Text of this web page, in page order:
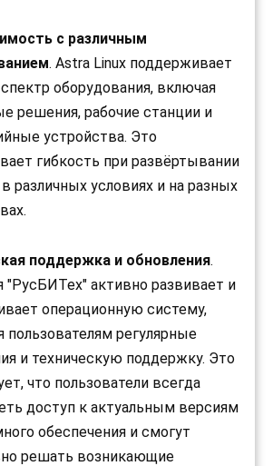
с различным
. Astra Linux поддерживает
оборудования, включая
решения, рабочие станции и
устройства. Это
гибкость при развёртывании
различных условиях и на разных
поддержка и обновления.
"РусБИТех" активно развивает и
операционную систему,
пользователям регулярные
и техническую поддержку. Это
что пользователи всегда
доступ к актуальным версиям
обеспечения и смогут
решать возникающие